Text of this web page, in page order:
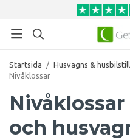
Startsida / Husvagns &
Nivåklossar
och